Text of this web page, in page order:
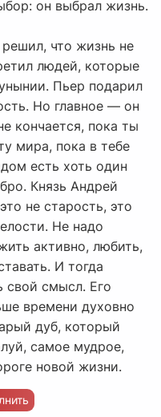
он выбрал жизнь.
что жизнь не
людей, которые
Пьер подарил
Но главное — он
кончается, пока ты
мира, пока в тебе
есть хоть один
Князь Андрей
не старость, это
Не надо
активно, любить,
И тогда
свой смысл. Его
времени духовно
дуб, который
самое мудрое,
новой жизни.